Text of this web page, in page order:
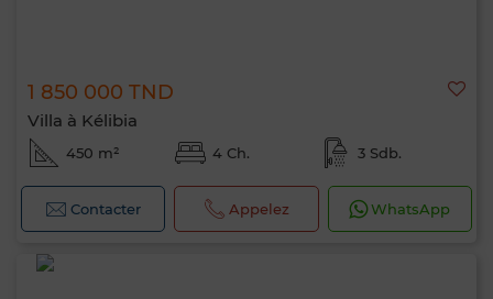
1 850 000 TND
Villa à Kélibia
450 m² 4 Ch. 3 Sdb.
Contacter Appelez WhatsApp